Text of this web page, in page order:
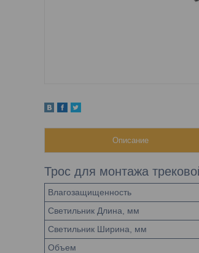
Описание
Трос для монтажа
Влагозащищенность
Светильник Длина, мм
Светильник Ширина, мм
Объем